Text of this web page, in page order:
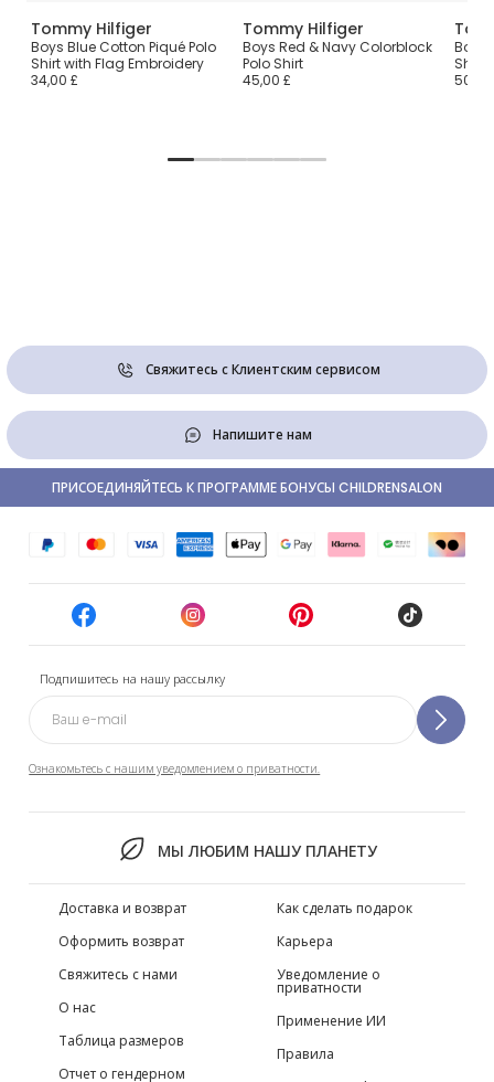
Tommy Hilfiger
Boys Blue Cotton Piqué Polo
Shirt with Flag Embroidery
34,00 £
Tommy Hilfiger
Boys Red & Navy Colorblock
Polo Shirt
45,00 £
Boys
Shirt
50,00
Свяжитесь с Клиентским сервисом
Напишите нам
Подпишитесь на нашу рассылку
Ознакомьтесь с нашим уведомлением о приватности.
МЫ ЛЮБИМ НАШУ ПЛАНЕТУ
ПРИСОЕДИНЯЙТЕСЬ К ПРОГРАММЕ БОНУСЫ CHILDRENSALON
Доставка и возврат
Оформить возврат
Свяжитесь с нами
О нас
Таблица размеров
Отчет о гендерном
Как сделать подарок
Карьера
Уведомление о
приватности
Применение ИИ
Правила